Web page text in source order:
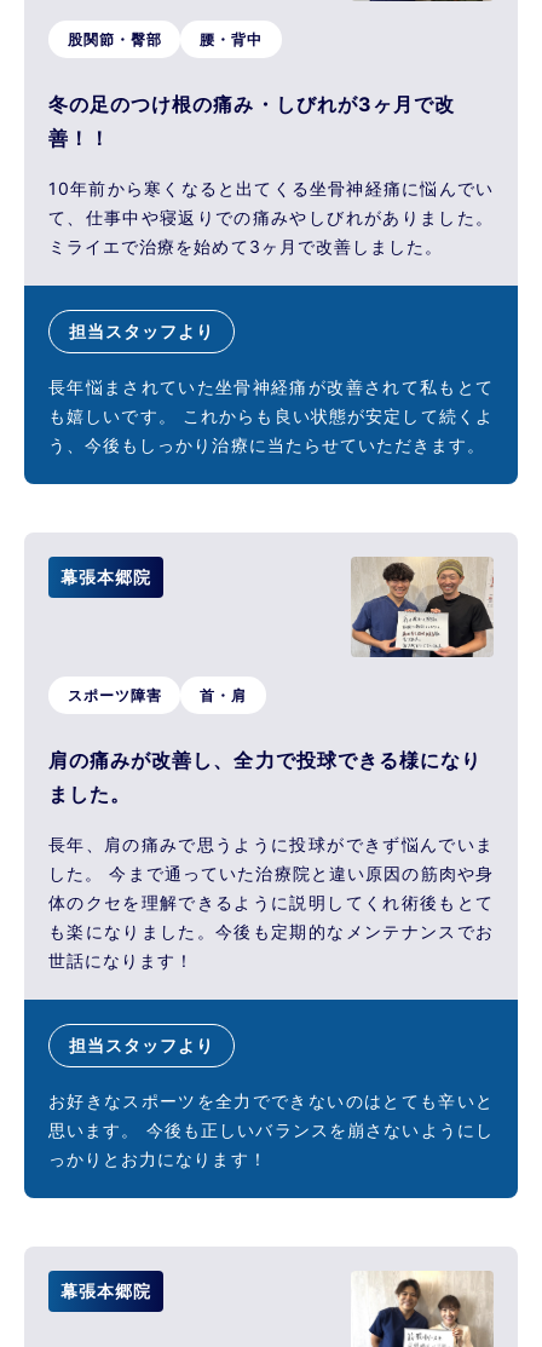
股関節・臀部 腰・背中
冬の足のつけ根の痛み・しびれが3ヶ月で改
善！！
10年前から寒くなると出てくる坐骨神経痛に悩んでい
て、仕事中や寝返りでの痛みやしびれがありました。
ミライエで治療を始めて3ヶ月で改善しました。
担当スタッフより
長年悩まされていた坐骨神経痛が改善されて私もとて
も嬉しいです。 これからも良い状態が安定して続くよ
う、今後もしっかり治療に当たらせていただきます。
幕張本郷院
スポーツ障害 首・肩
肩の痛みが改善し、全力で投球できる様になり
ました。
長年、肩の痛みで思うように投球ができず悩んでいま
した。 今まで通っていた治療院と違い原因の筋肉や身
体のクセを理解できるように説明してくれ術後もとて
も楽になりました。今後も定期的なメンテナンスでお
世話になります！
担当スタッフより
お好きなスポーツを全力でできないのはとても辛いと
思います。 今後も正しいバランスを崩さないようにし
っかりとお力になります！
幕張本郷院